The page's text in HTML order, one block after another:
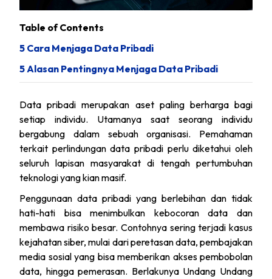
Table of Contents
5 Cara Menjaga Data Pribadi
5 Alasan Pentingnya Menjaga Data Pribadi
Data pribadi merupakan aset paling berharga bagi
setiap individu. Utamanya saat seorang individu
bergabung dalam sebuah organisasi. Pemahaman
terkait perlindungan data pribadi perlu diketahui oleh
seluruh lapisan masyarakat di tengah pertumbuhan
teknologi yang kian masif.
Penggunaan data pribadi yang berlebihan dan tidak
hati-hati bisa menimbulkan kebocoran data dan
membawa risiko besar. Contohnya sering terjadi kasus
kejahatan siber, mulai dari peretasan data, pembajakan
media sosial yang bisa memberikan akses pembobolan
data, hingga pemerasan. Berlakunya Undang Undang